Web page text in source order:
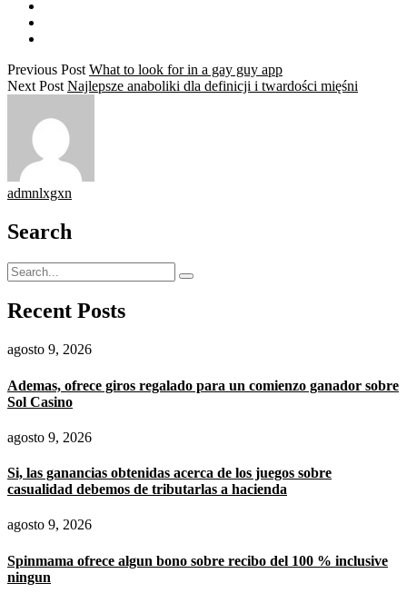
Previous Post What to look for in a gay guy app
Next Post Najlepsze anaboliki dla definicji i twardości mięśni
admnlxgxn
Search
Recent Posts
agosto 9, 2026
Ademas, ofrece giros regalado para un comienzo ganador sobre
Sol Casino
agosto 9, 2026
Si, las ganancias obtenidas acerca de los juegos sobre
casualidad debemos de tributarlas a hacienda
agosto 9, 2026
Spinmama ofrece algun bono sobre recibo del 100 % inclusive
ningun